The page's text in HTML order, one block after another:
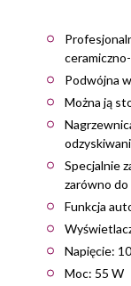
Podwójna
Można ją
Specjalnie
zarówno
Funkcja
Napięcie:
Moc: 55 W